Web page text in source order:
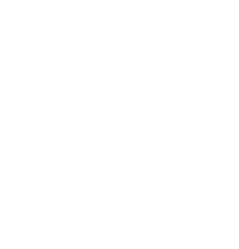
Privacy
visione della Informativa Privacy (D.Lgs
2016/679)